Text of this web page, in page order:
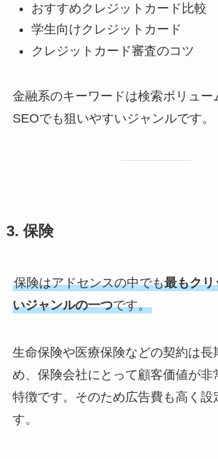
おすすめクレジットカード比較
学生向けクレジットカード
クレジットカード審査のコツ
金融系のキーワードは検索ボリュー
SEOでも狙いやすいジャンルです。
3. 保険
保険はアドセンスの中でも最もクリ
いジャンルの一つです。
生命保険や医療保険などの契約は長
め、保険会社にとって顧客価値が非
特徴です。そのため広告費も高く設
す。